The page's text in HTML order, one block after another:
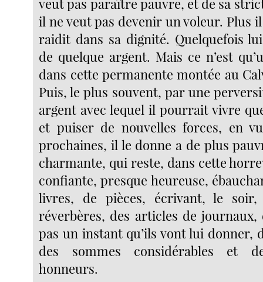
il ne veut pas devenir un voleur. Plus
raidit dans sa dignité. Quelquefois
de quelque argent. Mais ce n’est
dans cette permanente montée au
Puis, le plus souvent, par une
argent avec lequel il pourrait vivre
et puiser de nouvelles forces, en
prochaines, il le donne a de plus
charmante, qui reste, dans cette
confiante, presque heureuse,
livres, de pièces, écrivant, le
réverbères, des articles de
pas un instant qu’ils vont lui donner,
des sommes considérables et
honneurs.